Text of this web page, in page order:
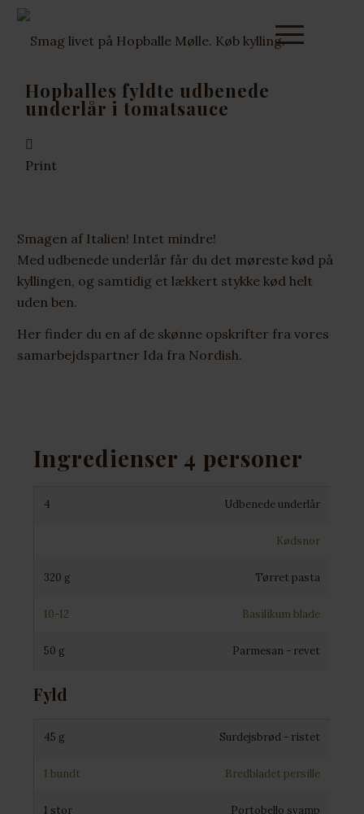
Hopballes fyldte udbenede
underlår i tomatsauce
Print
Smagen af Italien! Intet mindre!
Medudbenede underlår får du det møreste kød på
kyllingen, og samtidig et lækkert stykke kød helt
uden ben.
Her finder du en af de skønne opskrifter fra vores
samarbejdspartner Ida fra Nordish.
Ingredienser 4 personer
4 Udbenede underlår
Kødsnor
320 g Tørret pasta
10-12 Basilikum blade
50 g Parmesan - revet
Fyld
45 g Surdejsbrød - ristet
1 bundt Bredbladet persille
1 stor Portobello svamp